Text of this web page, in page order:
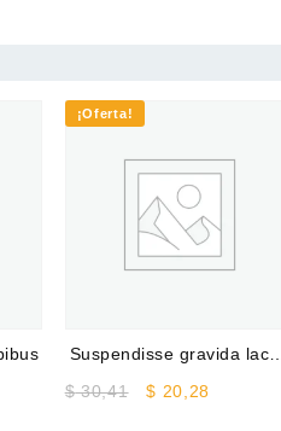
¡Oferta!
Suspendisse gravida lacus
$30,41
Original
$ 20,28